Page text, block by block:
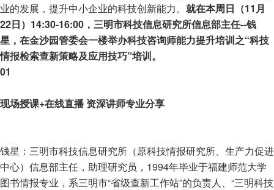
业的发展，提升中小企业的科技创新能力。 就在本周日（11月
22日）14:30-16:00，三明市科技信息研究所信息部主任--钱
星，在金沙园管委会一楼举办科技咨询师能力提升培训之“科技
情报检索查新策略及应用技巧”培训。
01
现场授课+在线直播 资深讲师专业分享
钱星：三明市科技信息研究所（原科技情报研究所、生产力促进
中心）信息部主任，助理研究员，1994年毕业于福建师范大学
图书情报专业，系三明市“省级查新工作站”的负责人、“三明科技